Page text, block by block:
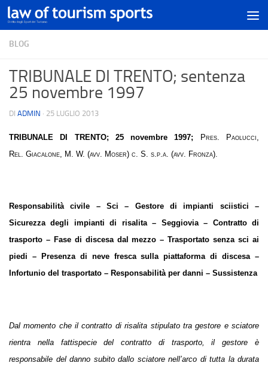
BLOG
TRIBUNALE DI TRENTO; sentenza
25 novembre 1997
DI ADMIN · 25 LUGLIO 2013
TRIBUNALE DI TRENTO; 25 novembre 1997;
Pres. Paolucci,
Rel. Giacalone, M. W. (avv. Moser) c. S. s.p.a. (avv. Fronza).
Responsabilità civile – Sci – Gestore di impianti sciistici –
Sicurezza degli impianti di risalita – Seggiovia – Contratto di
trasporto – Fase di discesa dal mezzo – Trasportato senza sci ai
piedi – Presenza di neve fresca sulla piattaforma di discesa –
Infortunio del trasportato – Responsabilità per danni – Sussistenza
Dal momento che il contratto di risalita stipulato tra gestore e sciatore
rientra nella fattispecie del contratto di trasporto, il gestore è
responsabile del danno subito dallo sciatore nell’arco di tutta la durata